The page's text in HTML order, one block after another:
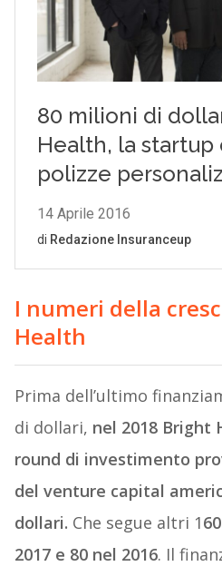
I numeri della
Health
Prima dell’ultimo
di dollari, nel 2018 Bright
round di investimento
del venture capital
dollari. Che segue altri 1
2017 e 80 nel 2016. Il